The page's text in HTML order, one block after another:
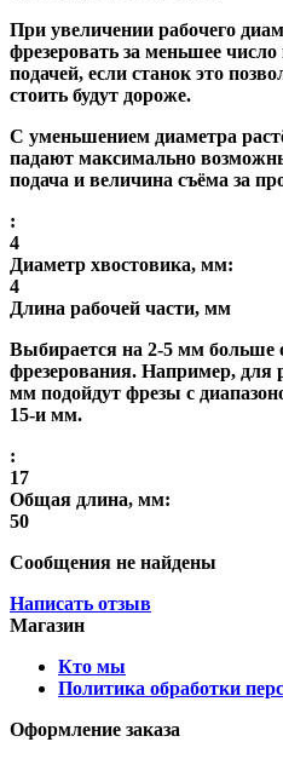
При увеличении рабочего
фрезеровать за меньшее
подачей, если станок это
стоить будут дороже.
С уменьшением диаметра
падают максимально
подача и величина съёма за
:
4
Диаметр хвостовика, мм:
4
Длина рабочей части, мм
Выбирается на 2-5 мм больше
фрезерования. Например, для
мм подойдут фрезы с
15-и мм.
:
17
Общая длина, мм:
50
Сообщения не найдены
Написать отзыв
Магазин
Кто мы
Политика обработки
Оформление заказа